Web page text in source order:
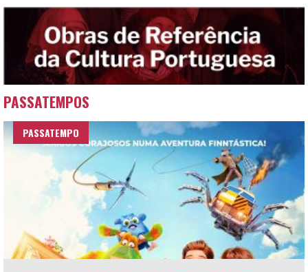
PASSATEMPOS
PASSATEMPO